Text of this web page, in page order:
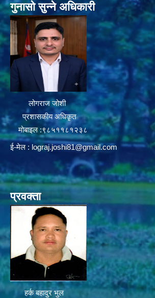
गुनासो सुन्ने अधिकारी
लोगराज जोशी
प्रशासकीय अधिकृत
मोबाइल :९८५११८१२३८
ई-मेल : lograj.joshi81@gmail.com
प्रवक्ता
हर्क बहादुर भुल